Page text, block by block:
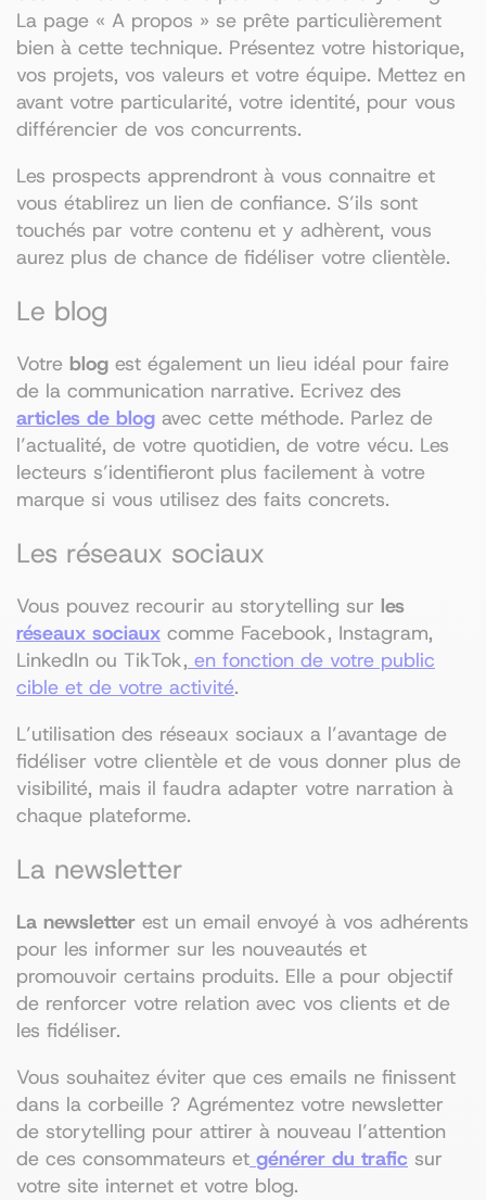
La page « A propos » se prête particulièrement
bien à cette technique. Présentez votre historique,
vos projets, vos valeurs et votre équipe. Mettez en
avant votre particularité, votre identité, pour vous
différencier de vos concurrents.
Les prospects apprendront à vous connaitre et
vous établirez un lien de confiance. S’ils sont
touchés par votre contenu et y adhèrent, vous
aurez plus de chance de fidéliser votre clientèle.
Le blog
Votre blog est également un lieu idéal pour faire
de la communication narrative. Ecrivez des
articles de blog avec cette méthode. Parlez de
l’actualité, de votre quotidien, de votre vécu. Les
lecteurs s’identifieront plus facilement à votre
marque si vous utilisez des faits concrets.
Les réseaux sociaux
Vous pouvez recourir au storytelling sur les
réseaux sociaux comme Facebook, Instagram,
LinkedIn ou TikTok, en fonction de votre public
cible et de votre activité.
L’utilisation des réseaux sociaux a l’avantage de
fidéliser votre clientèle et de vous donner plus de
visibilité, mais il faudra adapter votre narration à
chaque plateforme.
La newsletter
La newsletter est un email envoyé à vos adhérents
pour les informer sur les nouveautés et
promouvoir certains produits. Elle a pour objectif
de renforcer votre relation avec vos clients et de
les fidéliser.
Vous souhaitez éviter que ces emails ne finissent
dans la corbeille ? Agrémentez votre newsletter
de storytelling pour attirer à nouveau l’attention
de ces consommateurs et générer du trafic sur
votre site internet et votre blog.